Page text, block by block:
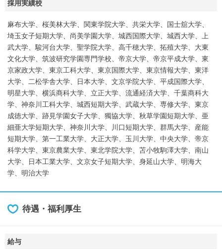
採用実績校
麻布大学、桜美林大学、関東学院大学、共栄大学、国士舘大学、
埼玉女子短期大学、尚美学園大学、城西国際大学、城西大学、上
武大学、駿河台大学、聖学院大学、高千穂大学、拓殖大学、大東
文化大学、筑波研究学園専門学校、帝京大学、帝京平成大学、東
京家政大学、東京工科大学、東京国際大学、東京情報大学、東洋
大学、二松学舎大学、日本大学、文京学院大学、平成国際大学、
明星大学、横浜商科大学、立正大学、流通経済大学、千葉商科大
学、神奈川工科大学、城西短期大学、武蔵大学、専修大学、東京
成徳大学、跡見学園女子大学、獨協大学、秋草学園短期大学、亜
細亜大学短期大学、神奈川大学、川口短期大学、群馬大学、産能
短期大学、第一工業大学、大正大学、玉川大学、中央大学、帝京
科学大学、東京農業大学、東北学院大学、苫小牧駒澤大学、南山
大学、日本工業大学、文京女子短期大学、身延山大学、明海大
学、明治大学
待遇・福利厚生
給与